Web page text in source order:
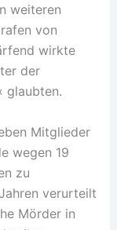
weiteren
von
wirkte
der
glaubten.
Mitglieder
wegen 19
zu
verurteilt
Mörder in